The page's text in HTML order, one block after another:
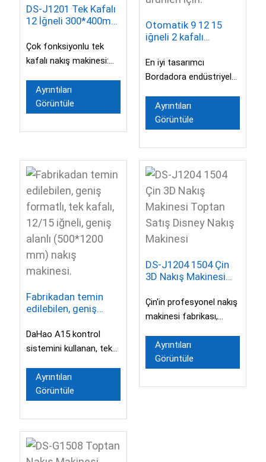
DS-J1201 Tek Kafalı
12 İğneli 300*400mm
Makinesi
Çok fonksiyonlu tek
kafalı nakış makinesi:
Ayrıntıları
Görüntüle
Otomatik 9 12 15
iğneli 2 kafalı
makinesi, kapaklı
tişört ve tekstil
En iyi tasarımcı
Bordadora endüstriyel
nakış aletleri. Şunları
yaratabilirsiniz...
Ayrıntıları
Görüntüle
Fabrikadan temin
edilebilen, geniş
12/15 iğneli, geniş
alanlı (500*1200
mm) nakış makinesi.
DaHao A15 kontrol
sistemini kullanan, tek
bilgisayarlı nakış
makinesi, genellikle şu
Ayrıntıları
Görüntüle
DS-J1204 1504 Çin
3D Nakış Makinesi
Nakış Makinesi
Çin'in profesyonel nakış
makinesi fabrikası,
nakış işleyebilmektedir.
Ayrıntıları
Görüntüle